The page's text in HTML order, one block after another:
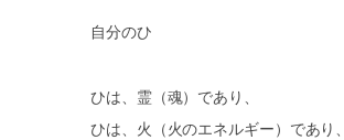
自分のひ
ひは、霊（魂）であり、
ひは、火（火のエネルギー）であり、